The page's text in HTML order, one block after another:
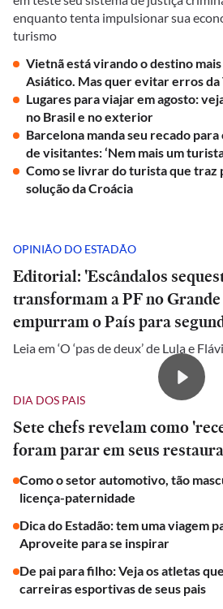
enquanto tenta impulsionar sua
turismo
Vietnã está virando o destino
Asiático. Mas quer evitar erros da
Lugares para viajar em agosto:
no Brasil e no exterior
Barcelona manda seu recado
de visitantes: ‘Nem mais um
Como se livrar do turista que traz
solução da Croácia
OPINIÃO DO ESTADÃO
Editorial: 'Escândalos
transformam a PF no
empurram o País para
Leia em ‘O ‘pas de deux’ de Lula e
DIA DOS PAIS
Sete chefs revelam como
foram parar em seus
Como o setor automotivo, tão
licença-paternidade
Dica do Estadão: tem uma viagem
Aproveite para se inspirar
De pai para filho: Veja os atletas
carreiras esportivas de seus pais